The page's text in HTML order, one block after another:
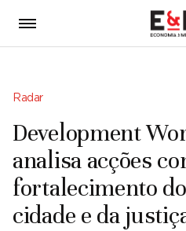
Radar
Development
analisa acções
fortalecimento
cidade e da